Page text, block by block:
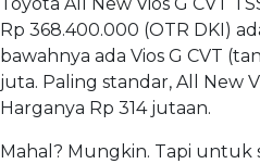
Toyota All New Vios G CVT
Rp 368.400.000 (OTR DKI)
bawahnya ada Vios G CVT
juta. Paling standar, All New
Harganya Rp 314 jutaan.
Mahal? Mungkin. Tapi untuk